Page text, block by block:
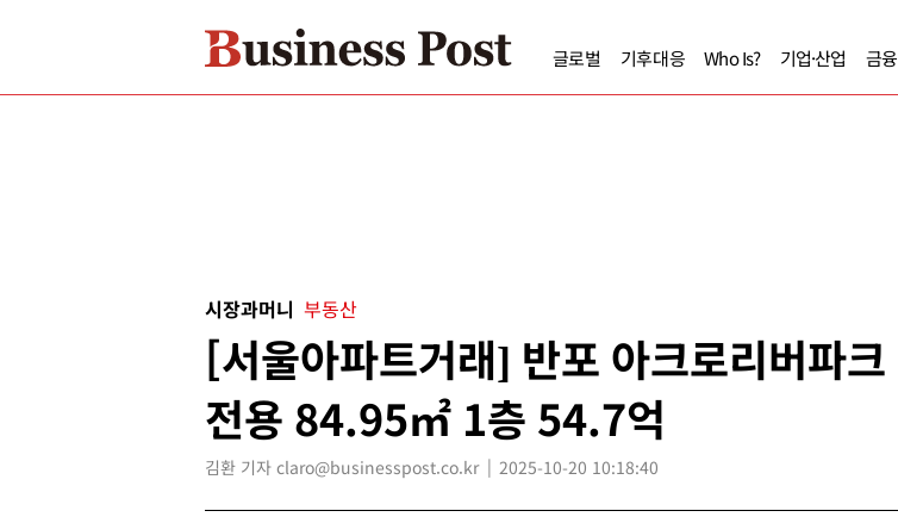
글로벌 기후대응 Who Is? 기업·산업 금융
시장과머니 부동산
[서울아파트거래] 반포 아크로리버파크
전용 84.95㎡ 1층 54.7억
김환 기자 claro@businesspost.co.kr 2025-10-20 10:18:40